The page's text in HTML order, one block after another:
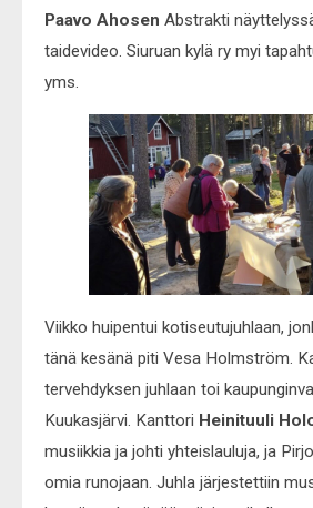
Paavo Ahosen Abstrakti
taidevideo. Siuruan kylä ry myi
yms.
Viikko huipentui kotiseutujuhlaan,
tänä kesänä piti Vesa Holmström.
tervehdyksen juhlaan toi
Kuukasjärvi. Kanttori Heinituuli
musiikkia ja johti yhteislauluja, ja
omia runojaan. Juhla järjestettiin